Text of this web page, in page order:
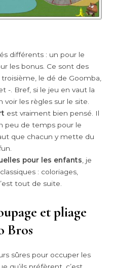
différents : un pour le
les bonus. Ce sont des
le dé de Goomba,
-. Bref, si le jeu en vaut la
voir les règles sur le site.
est vraiment bien pensé. Il
peu de temps pour le
que chacun y mette du
pour les enfants , je
: coloriages,
tout de suite.
et pliage
Bros
sûres pour occuper les
qu’ils préfèrent, c’est